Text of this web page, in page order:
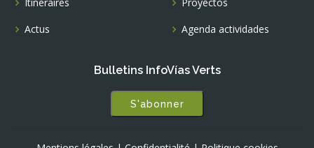
Actus
Agenda actividades
Bulletins InfoVías Verts
S'abonner